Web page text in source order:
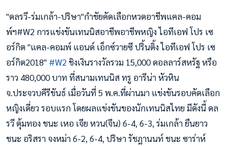
"ดลรวี-ร่มเกล้า-ปริษา"กำชัยคัดเลือกหวดอาชีพแคล-คอม
พ์ฯ#W2 การแข่งขันเทนนิสอาชีพอาชีพหญิง ไอทีเอฟ โปร เซ
อร์กิต "แคล-คอมพ์ แอนด์ เอ็กซ์วายซี ปริ้นติ้ง ไอทีเอฟ โปร เซ
อร์กิต2018" #W2 ชิงเงินรางวัลรวม 15,000 ดอลลาร์สหรัฐ หรือ
ราว 480,000 บาท ที่สนามเทนนิส ทรู อารีน่า หัวหิน
จ.ประจวบคีรีขันธ์ เมื่อวันที่ 5 พ.ค.ที่ผ่านมา แข่งขันรอบคัดเลือก
หญิงเดี่ยว รอบแรก โดยผลแข่งขันของนักเทนนิสไทย มีดังนี้ ดล
รวี ตุ้มทอง ชนะ เหอ เจีย หวน(จีน) 6-4, 6-3, ร่มเกล้า ยืนยาว
ชนะ อริสรา จงหม่า 6-2, 6-4, ปริษา รัชฎานนท์ ชนะ ซาร่าห์